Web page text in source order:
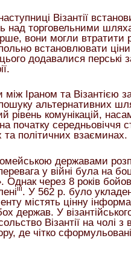
Візантії
над торговельними
вони могли втратити
встановлювати
додавалися перські
Іраном та Візантією
альтернативних
рівень комунікацій,
початку
та політичних взаєминах.
державами
у війні була на
через 8 років
iii. У 562 р. було
містять цінну
держав. У
Візантії на чолі
де чітко